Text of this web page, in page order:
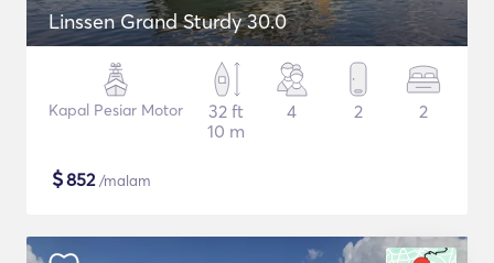
Linssen Grand Sturdy 30.0
Kapal Pesiar Motor
32 ft
10 m
4 2 2
$852/malam